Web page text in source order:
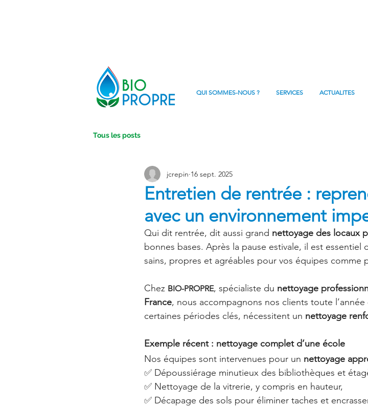
QUI SOMMES-NOUS ? SERVICES ACTUALITES
Tous les posts
Entretien de rentrée :
avec un environnement
jcrepin 16 sept. 2025
Qui dit rentrée, dit aussi grand nettoyage des locaux
bonnes bases. Après la pause estivale, il est essentiel
sains, propres et agréables pour vos équipes comme
Chez BIO-PROPRE, spécialiste du nettoyage
France, nous accompagnons nos clients toute l’année
certaines périodes clés, nécessitent un nettoyage
Exemple récent : nettoyage complet d’une école
Nos équipes sont intervenues pour un nettoyage
✅ Dépoussiérage minutieux des bibliothèques et
✅ Nettoyage de la vitrerie, y compris en hauteur,
✅ Décapage des sols pour éliminer taches et